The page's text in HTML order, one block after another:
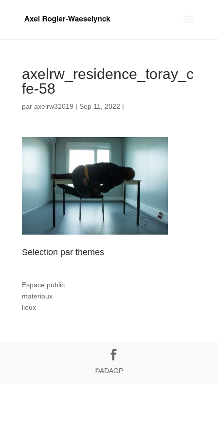
axelrw_residence_toray_c
fe-58
par axelrw32019 | Sep 11, 2022 |
Selection par themes
Espace public
materiaux
lieux
©ADAGP